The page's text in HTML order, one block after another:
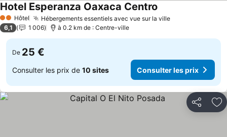
2 Étoiles
Hôtel Hébergements essentiels avec vue sur la ville
Hotel Esperanza Oaxaca Centro
6,1 1 006 à 0.2 km de : Centre-ville
De 25 €
Consulter les prix de 10 sites Consulter les prix
Partager